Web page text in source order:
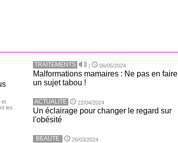
et
les
TRAITEMENTS | 06/05/2024
Malformations mamaires : Ne pas en faire
un sujet tabou !
ACTUALITE 22/04/2024
Un éclairage pour changer le regard sur
l'obésité
BEAUTE 26/03/2024